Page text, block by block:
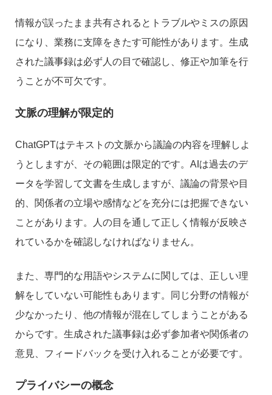
情報が誤ったまま共有されるとトラブルやミスの原因
になり、業務に支障をきたす可能性があります。生成
された議事録は必ず人の目で確認し、修正や加筆を行
うことが不可欠です。
文脈の理解が限定的
ChatGPTはテキストの文脈から議論の内容を理解しよ
うとしますが、その範囲は限定的です。AIは過去のデ
ータを学習して文書を生成しますが、議論の背景や目
的、関係者の立場や感情などを充分には把握できない
ことがあります。人の目を通して正しく情報が反映さ
れているかを確認しなければなりません。
また、専門的な用語やシステムに関しては、正しい理
解をしていない可能性もあります。同じ分野の情報が
少なかったり、他の情報が混在してしまうことがある
からです。生成された議事録は必ず参加者や関係者の
意見、フィードバックを受け入れることが必要です。
プライバシーの概念